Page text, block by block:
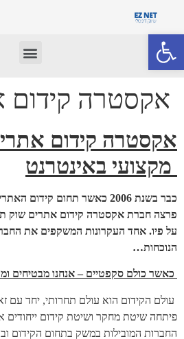
פתח סרגל נגישות
אקסטרה קידום
אקסטרה קידום
כבר בשנת 2006 כאשר תחום
פרצה חברת אקסטרה קידום אתרים שוק
על פיו. אחד העקרונות המשקפים את
הנוכחות…
כאשר כולם סקפטיים – אנחנו מבטיחים
עולם הקידום הוא עולם תחרותי, יחד עם
פיתחה שיטת מחקר ושיטת קידום
החברות המובילות במשק בתחום הקידום